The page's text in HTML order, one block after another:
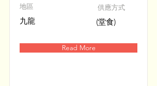
​地區
九龍
供應方式
(堂食)
Read More